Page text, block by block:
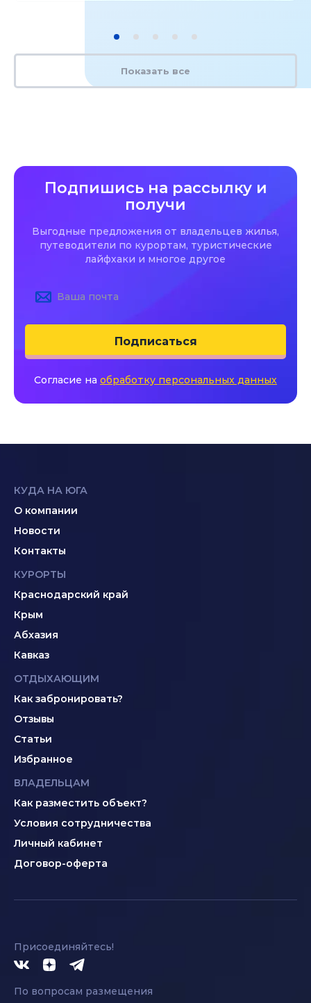
Показать все
Подпишись на рассылку и
получи
Выгодные предложения от владельцев жилья,
путеводители по курортам, туристические
лайфхаки и многое другое
Подписаться
Согласие на обработку персональных данных
КУДА НА ЮГА
О компании
Новости
Контакты
КУРОРТЫ
Краснодарский край
Крым
Абхазия
Кавказ
ОТДЫХАЮЩИМ
Как забронировать?
Отзывы
Статьи
Избранное
ВЛАДЕЛЬЦАМ
Как разместить объект?
Условия сотрудничества
Личный кабинет
Договор-оферта
Присоединяйтесь!
По вопросам размещения